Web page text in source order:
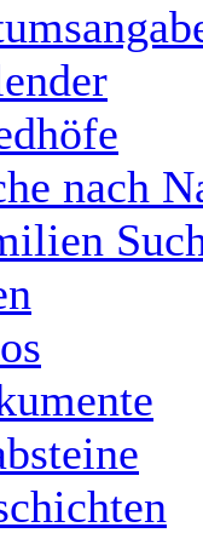
nach